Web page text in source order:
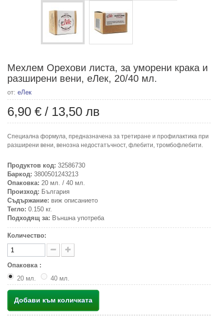
Мехлем Орехови листа, за уморени крака и
разширени вени, еЛек, 20/40 мл.
от: еЛек
6,90 € / 13,50 лв
Специална формула, предназначена за третиране и профилактика при
разширени вени, венозна недостатъчност, флебити, тромбофлебити.
Продуктов код: 32586730
Баркод: 3800501243213
Опаковка: 20 мл. / 40 мл.
Произход: България
Съдържание: виж описанието
Тегло: 0.150 кг.
Подходящ за: Външна употреба
Количество:
Опаковка :
20 мл.
40 мл.
Добави към количката